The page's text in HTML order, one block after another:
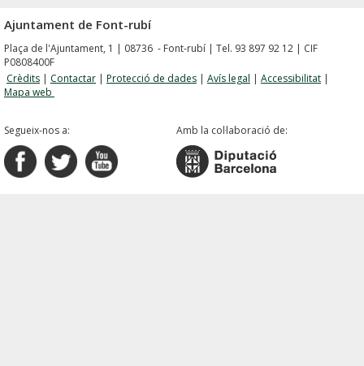
Ajuntament de Font-rubí
Plaça de l'Ajuntament, 1 | 08736 - Font-rubí | Tel. 93 897 92 12 | CIF
P0808400F
Crèdits | Contactar | Protecció de dades | Avís legal | Accessibilitat |
Mapa web
Segueix-nos a: Amb la col·laboració de: